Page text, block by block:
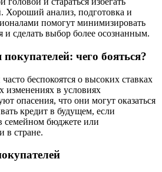
анализ, подготовка и
помогут минимизировать
и сделать выбор более осознанным.
чего бояться?
беспокоятся о высоких ставках
изменениях в условиях
опасения, что они могут оказаться
кредит в будущем, если
семейном бюджете или
в стране.